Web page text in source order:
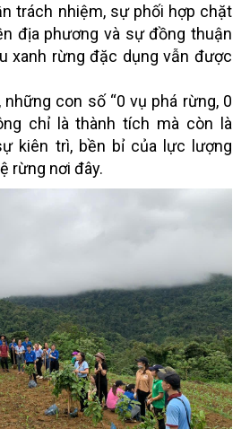
trách nhiệm, sự phối hợp chặt
địa phương và sự đồng thuận
xanh rừng đặc dụng vẫn được
con số “0 vụ phá rừng, 0
chỉ là thành tích mà còn là
kiên trì, bền bỉ của lực lượng
rừng nơi đây.